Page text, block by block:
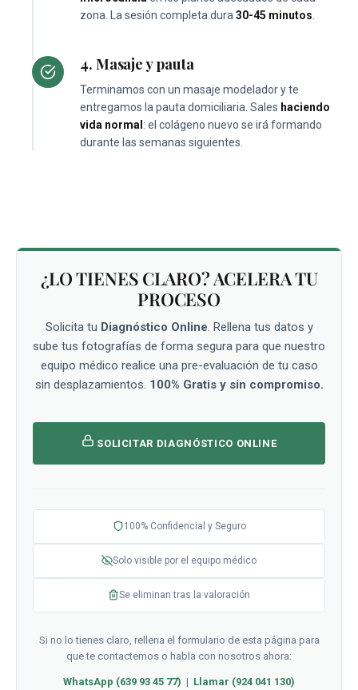
zona. La sesión completa dura 30-45 minutos
4. Masaje y pauta
Terminamos con un masaje modelador y te
entregamos la pauta domiciliaria. Sales haciendo
vida normal : el colágeno nuevo se irá formando
durante las semanas siguientes.
¿LO TIENES CLARO? ACELERA TU
PROCESO
Solicita tu Diagnóstico Online. Rellena tus datos y
sube tus fotografías de forma segura para que nuestro
equipo médico realice una pre-evaluación de tu caso
sin desplazamientos. 100% Gratis y sin compromiso.
SOLICITAR DIAGNÓSTICO ONLINE
100% Confidencial y Seguro
Solo visible por el equipo médico
Se eliminan tras la valoración
Si no lo tienes claro, rellena el formulario de esta página para
que te contactemos o habla con nosotros ahora:
WhatsApp (639 93 45 77) | Llamar (924 041 130)